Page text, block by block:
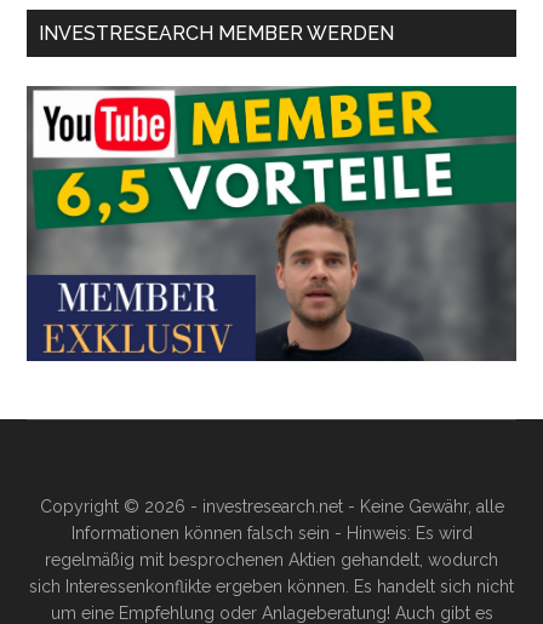
INVESTRESEARCH MEMBER WERDEN
Copyright © 2026 - investresearch.net - Keine Gewähr, alle
Informationen können falsch sein - Hinweis: Es wird
regelmäßig mit besprochenen Aktien gehandelt, wodurch
sich Interessenkonflikte ergeben können. Es handelt sich nicht
um eine Empfehlung oder Anlageberatung! Auch gibt es